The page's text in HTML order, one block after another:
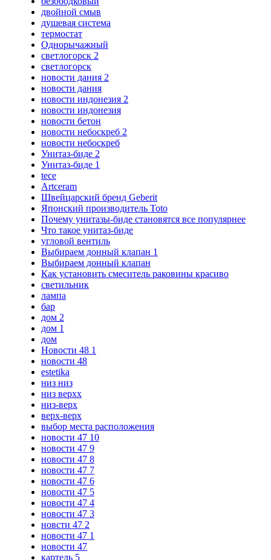
двойной смыв
душевая система
термостат
Однорычажный
светлогорск 2
светлогорск
новости дания 2
новости дания
новости индонезия 2
новости индонезия
новости бетон
новости небоскреб 2
новости небоскреб
Унитаз-биде 2
Унитаз-биде 1
tece
Artceram
Швейцарский бренд Geberit
Японский производитель Toto
Почему унитазы-биде становятся все популярнее
Что такое унитаз-биде
угловой вентиль
Выбираем донный клапан 1
Выбираем донный клапан
Как установить смеситель раковины красиво
светильник
лампа
бар
дом 2
дом 1
дом
Новости 48 1
новости 48
estetika
низ низ
низ верхх
низ-верх
верх-верх
выбор места расположения
новости 47 10
новости 47 9
новости 47 8
новости 47 7
новости 47 6
новости 47 5
новости 47 4
новости 47 3
новсти 47 2
новости 47 1
новости 47
картель 5